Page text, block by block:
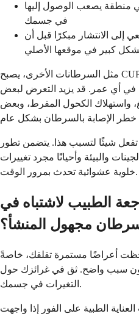
منطقة يصعب الوصول إليها
في جسمك
الانتشار مبكرًا قبل أن
كبير في موقعها الأصلي
مثل السرطانات الأخرى، يصبح CUP أكثر احتمالًا مع تقدمك في السن،
في أي عمر. قد يزيد التعرض لبعض
واستهلاك الكحول المفرط، وبعض
شيئًا لتسبب هذا. يتضمن تطور
والبيئة وأحيانًا مجرد تغييرات
خلوية عشوائية تحدث بمرور الوقت.
الطبيب لاشتباه في
مجهول المنشأ؟
أعراضًا مستمرة تقلقك، خاصةً
سبب واضح. ثق في غرائزك حول
التغيرات في جسمك.